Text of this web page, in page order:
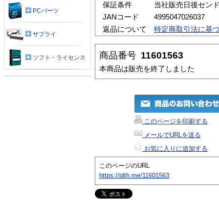
保証条件
当社販売日後セン
JANコード
4995047026037
返品について
特定商取引法に基
商品番号 11601563
本商品は販売を終了しました
このページを印刷する
メールでURLを送る
お気に入りに追加する
このページのURL
https://plth.me/11601563
PCパーツ
サプライ
ソフト・ライセンス